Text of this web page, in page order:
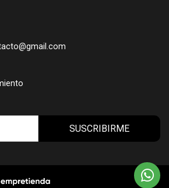
SUSCRIBIRME